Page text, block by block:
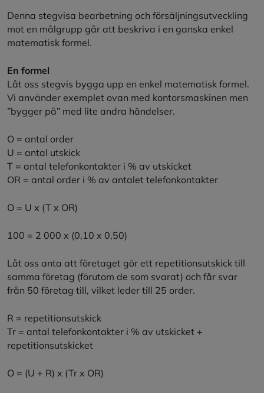
Denna stegvisa bearbetning och försäljningsutveckling
mot en målgrupp går att beskriva i en ganska enkel
matematisk formel.
En formel
Låt oss stegvis bygga upp en enkel matematisk formel.
Vi använder exemplet ovan med kontorsmaskinen men
”bygger på” med lite andra händelser.
O = antal order
U = antal utskick
T = antal telefonkontakter i % av utskicket
OR = antal order i % av antalet telefonkontakter
O = U x (T x OR)
100 = 2 000 x (0,10 x 0,50)
Låt oss anta att företaget gör ett repetitionsutskick till
samma företag (förutom de som svarat) och får svar
från 50 företag till, vilket leder till 25 order.
R = repetitionsutskick
Tr = antal telefonkontakter i % av utskicket +
repetitionsutskicket
O = (U + R) x (Tr x OR)